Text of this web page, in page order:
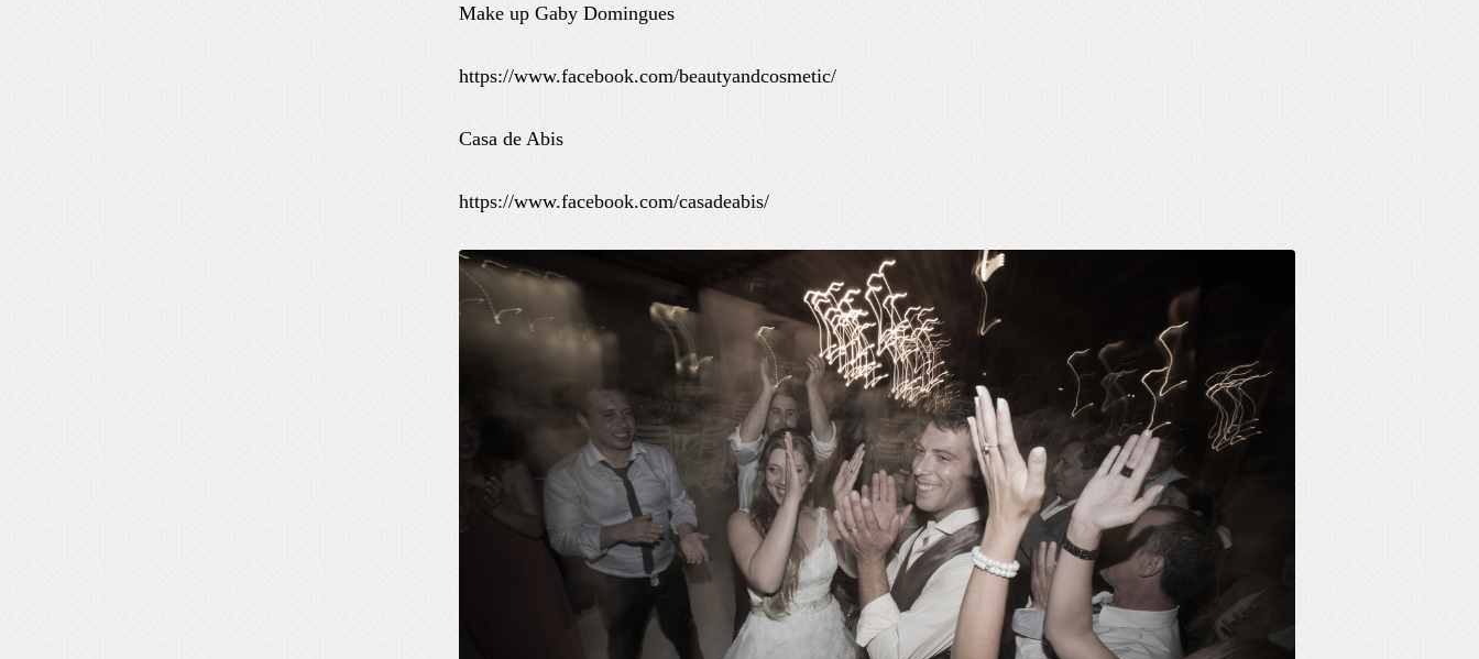
Make up Gaby Domingues
https://www.facebook.com/beautyandcosmetic/
Casa de Abis
https://www.facebook.com/casadeabis/